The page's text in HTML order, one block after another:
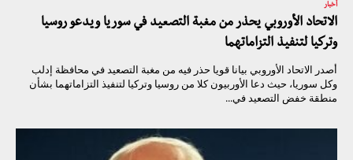
أخبار
الاتحاد الأوروبي يحذر من مغبة التصعيد في سوريا ويدعو روسيا
وتركيا لتنفيذ التزاماتهما
أصدر الاتحاد الأوروبي بيانا قويا حذر فيه من مغبة التصعيد في محافظة إدلب
وكل سوريا، حيث دعا الأوربيون كلا من روسيا وتركيا لتنفيذ التزاماتهما بشأن
منطقة خفض التصعيد في...